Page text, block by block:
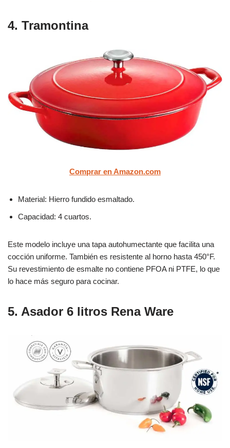
4. Tramontina
Comprar en Amazon.com
Material: Hierro fundido esmaltado.
Capacidad: 4 cuartos.
Este modelo incluye una tapa autohumectante que facilita una
cocción uniforme. También es resistente al horno hasta 450°F.
Su revestimiento de esmalte no contiene PFOA ni PTFE, lo que
lo hace más seguro para cocinar.
5. Asador 6 litros Rena Ware